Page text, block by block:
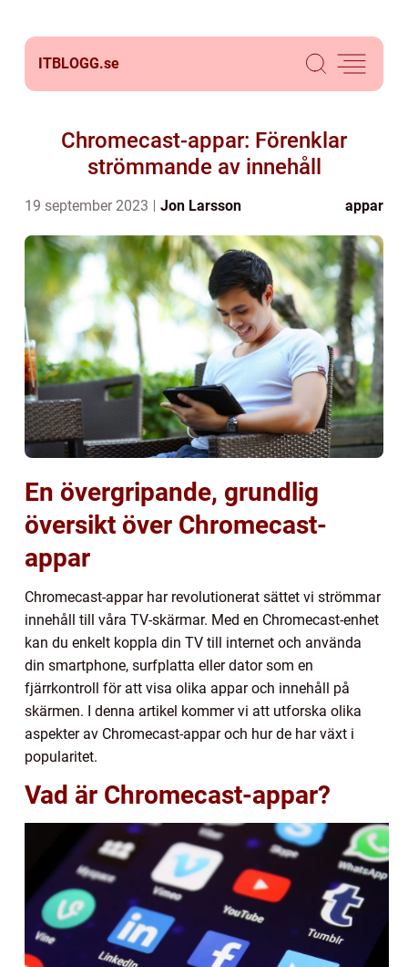
ITBLOGG.se
Chromecast-appar: Förenklar
strömmande av innehåll
19 september 2023 Jon Larsson appar
En övergripande, grundlig
översikt över Chromecast-
appar
Chromecast-appar har revolutionerat sättet vi strömmar
innehåll till våra TV-skärmar. Med en Chromecast-enhet
kan du enkelt koppla din TV till internet och använda
din smartphone, surfplatta eller dator som en
fjärrkontroll för att visa olika appar och innehåll på
skärmen. I denna artikel kommer vi att utforska olika
aspekter av Chromecast-appar och hur de har växt i
popularitet.
Vad är Chromecast-appar?